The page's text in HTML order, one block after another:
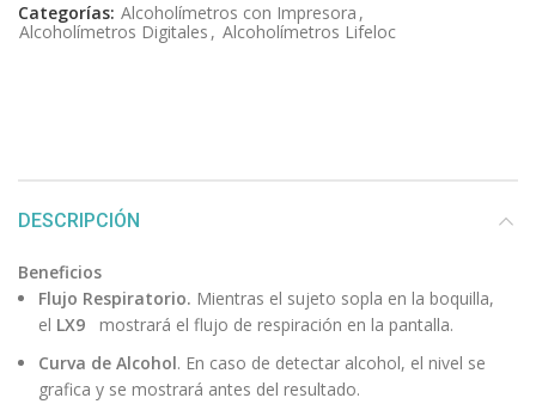
Categorías: Alcoholímetros con Impresora ,
Alcoholímetros Digitales , Alcoholímetros Lifeloc
DESCRIPCIÓN
Beneficios
Flujo Respiratorio. Mientras el sujeto sopla en la boquilla,
el LX9 mostrará el flujo de respiración en la pantalla.
Curva de Alcohol. En caso de detectar alcohol, el nivel se
grafica y se mostrará antes del resultado.